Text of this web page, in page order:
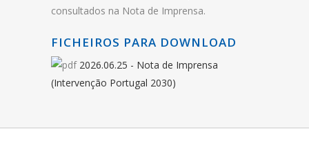
consultados na Nota de Imprensa.
FICHEIROS PARA DOWNLOAD
2026.06.25 - Nota de Imprensa
(Intervenção Portugal 2030)